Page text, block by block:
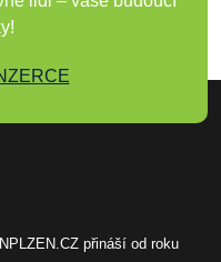
přináší od roku